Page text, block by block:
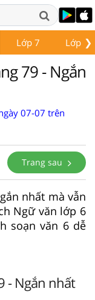
❯
Lớp 7 Lớp 8
79 - Ngắn
07-07 trên
Trang sau
nhất mà vẫn
Ngữ văn lớp 6
soạn văn 6 dễ
- Ngắn nhất